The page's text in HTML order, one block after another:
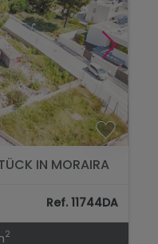
IN MORAIRA
Ref. 11744DA
2